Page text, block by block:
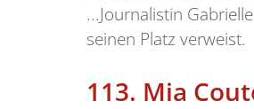
...Journalistin
seinen Platz
113. Mia